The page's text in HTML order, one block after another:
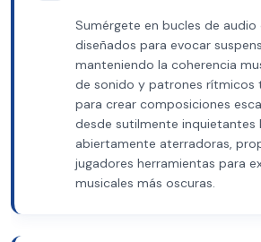
Sumérgete en bucles de
diseñados para evocar
manteniendo la coherencia
de sonido y patrones rítmicos
para crear composiciones
desde sutilmente inquietantes
abiertamente aterradoras,
jugadores herramientas para
musicales más oscuras.